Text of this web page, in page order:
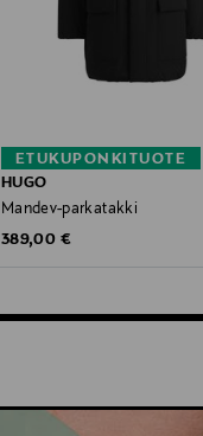
ETUKUPONKITUOTE
HUGO
Mandev-parkatakki
Original Price
389,00 €